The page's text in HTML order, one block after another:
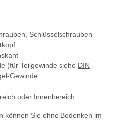
Schlüsselschrauben
(für Teilgewinde siehe DIN
Gewinde
oder Innenbereich
können Sie ohne Bedenken im